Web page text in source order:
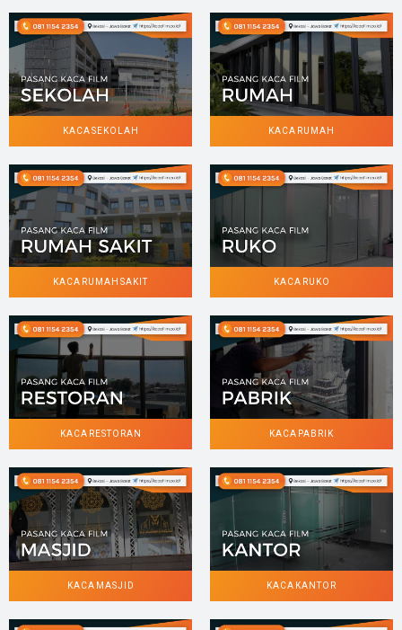
KACA SEKOLAH KACA RUMAH
KACA RUMAH SAKIT KACA RUKO
KACA RESTORAN KACA PABRIK
KACA MASJID KACA KANTOR